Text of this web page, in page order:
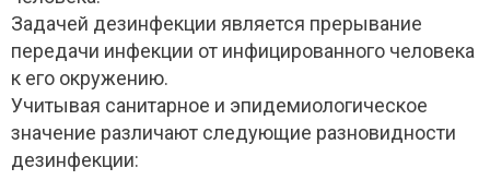
Задачей дезинфекции является прерывание
передачи инфекции от инфицированного человека
к его окружению.
Учитывая санитарное и эпидемиологическое
значение различают следующие разновидности
дезинфекции: